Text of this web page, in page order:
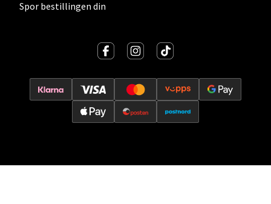
Spor bestillingen din
Lillehammer - Strandtorget
Strandtorget, 2609 Lillehammer
Åpent i dag 09-20
Velg